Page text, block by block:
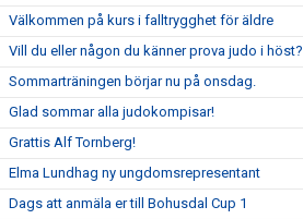
Välkommen på kurs i falltrygghet för äldre
Vill du eller någon du känner prova judo i höst?
Sommarträningen börjar nu på onsdag.
Glad sommar alla judokompisar!
Grattis Alf Tornberg!
Elma Lundhag ny ungdomsrepresentant
Dags att anmäla er till Bohusdal Cup 1